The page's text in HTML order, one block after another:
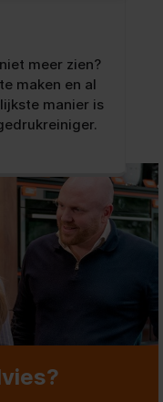
meer zien?
maken en al
manier is